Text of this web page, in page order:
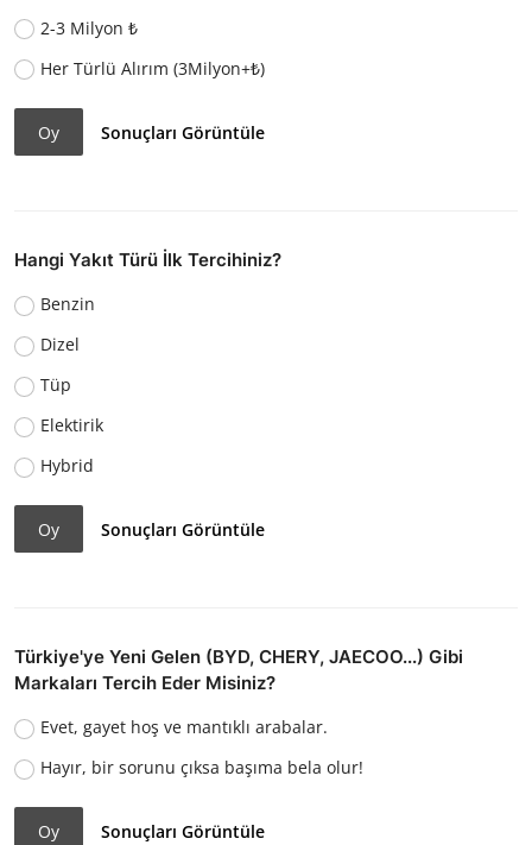
2-3 Milyon ₺
Her Türlü Alırım (3Milyon+₺)
Oy Sonuçları Görüntüle
Hangi Yakıt Türü İlk Tercihiniz?
Benzin
Dizel
Tüp
Elektirik
Hybrid
Oy Sonuçları Görüntüle
Türkiye'ye Yeni Gelen (BYD, CHERY, JAECOO...) Gibi
Markaları Tercih Eder Misiniz?
Evet, gayet hoş ve mantıklı arabalar.
Hayır, bir sorunu çıksa başıma bela olur!
Oy Sonuçları Görüntüle